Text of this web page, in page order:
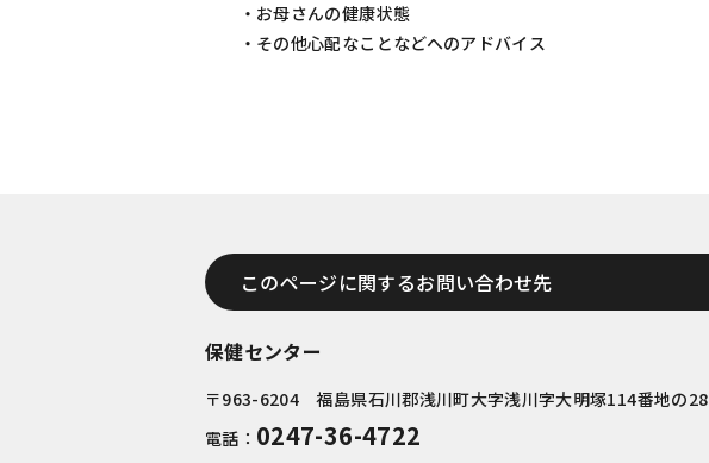
・お母さんの健康状態
・その他心配なことなどへのアドバイス
このページに関するお問い合わせ先
保健センター
〒963-6204 福島県石川郡浅川町大字浅川字大明塚114番地の28
電話： 0247-36-4722